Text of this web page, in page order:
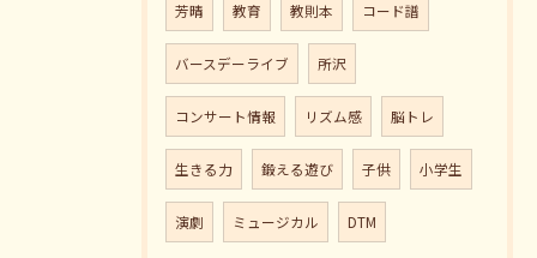
芳晴 教育 教則本 コード譜
バースデーライブ 所沢
コンサート情報 リズム感 脳トレ
生きる力 鍛える遊び 子供 小学生
演劇 ミュージカル DTM